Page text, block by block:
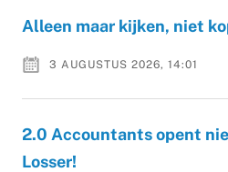
Alleen maar kijken, niet
3 AUGUSTUS 2026, 14:01
2.0 Accountants opent
Losser!